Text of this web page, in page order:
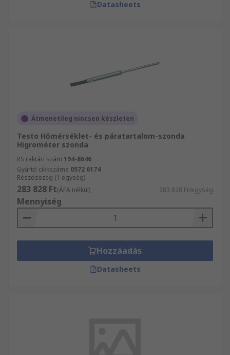
Datasheets
Átmenetileg nincsen készleten
Testo Hőmérséklet- és páratartalom-szonda
Higrométer szonda
RS raktári szám 194-8646
Gyártó cikkszáma 0572 6174
Részösszeg (1 egység)
283 828 Ft(ÁFA nélkül) 283 828 Ft/egység
Mennyiség
Hozzáadás
Datasheets